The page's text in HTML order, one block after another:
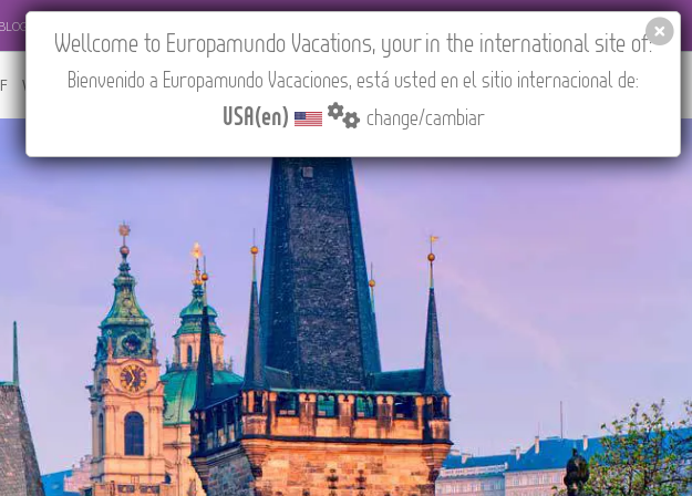
BLOG
WHERE TO BUY FEATURED ABOUT US CONTACT Find your Tour
Wellcome to Europamundo Vacations, your in the international site of:
Bienvenido a Europamundo Vacaciones, está usted en el sitio internacional de:
USA(en) change/cambiar